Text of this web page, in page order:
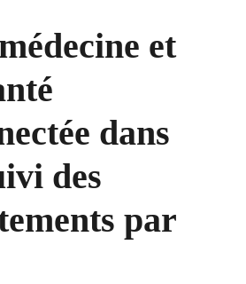
et
dans
des
par